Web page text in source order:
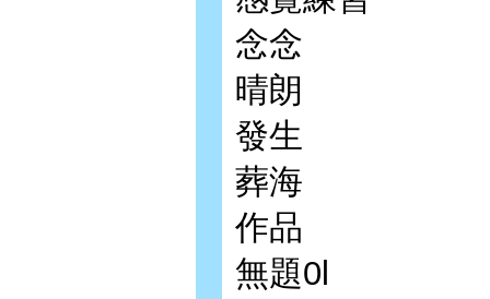
念念
晴朗
發生
葬海
作品
無題0l